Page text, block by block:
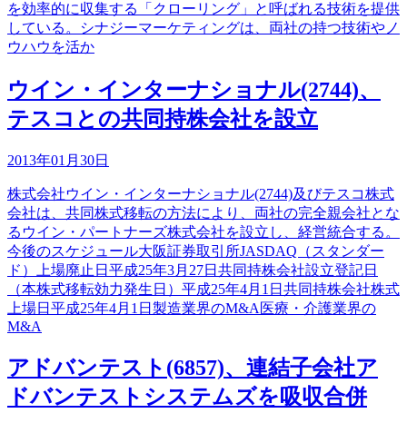
を効率的に収集する「クローリング」と呼ばれる技術を提供
している。シナジーマーケティングは、両社の持つ技術やノ
ウハウを活か
ウイン・インターナショナル(2744)、
テスコとの共同持株会社を設立
2013年01月30日
株式会社ウイン・インターナショナル(2744)及びテスコ株式
会社は、共同株式移転の方法により、両社の完全親会社とな
るウイン・パートナーズ株式会社を設立し、経営統合する。
今後のスケジュール大阪証券取引所JASDAQ（スタンダー
ド）上場廃止日平成25年3月27日共同持株会社設立登記日
（本株式移転効力発生日）平成25年4月1日共同持株会社株式
上場日平成25年4月1日製造業界のM&A医療・介護業界の
M&A
アドバンテスト(6857)、連結子会社ア
ドバンテストシステムズを吸収合併